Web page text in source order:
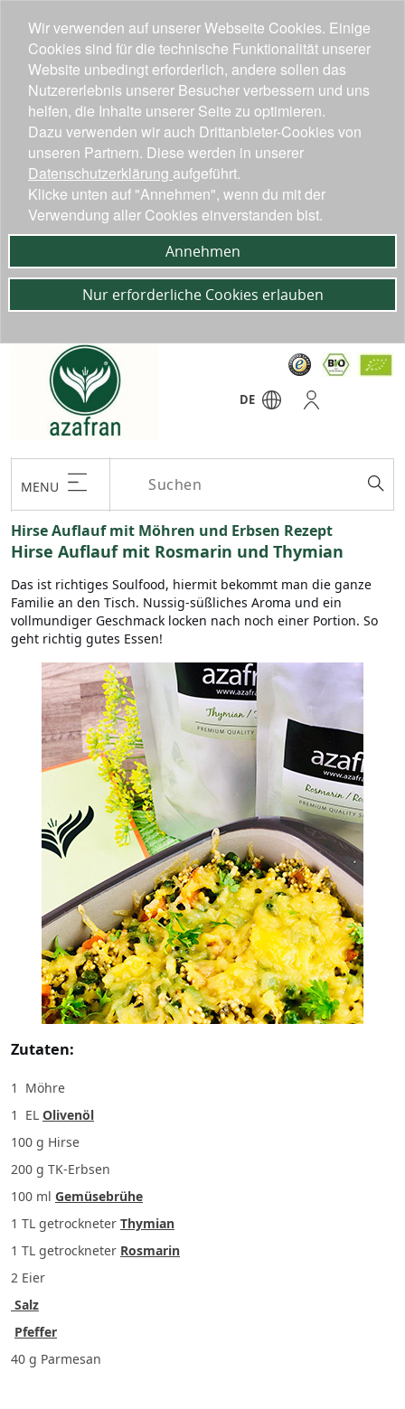
DE
MENU
Hirse Auflauf mit Möhren und Erbsen Rezept
Hirse Auflauf mit Rosmarin und Thymian
Das ist richtiges Soulfood, hiermit bekommt man die ganze
Familie an den Tisch. Nussig-süßliches Aroma und ein
vollmundiger Geschmack locken nach noch einer Portion. So
geht richtig gutes Essen!
Zutaten:
1
Möhre
1 EL Olivenöl
100 g Hirse
200 g TK-Erbsen
100 ml Gemüsebrühe
1 TL getrockneter Thymian
1 TL getrockneter Rosmarin
2 Eier
Salz
Pfeffer
40 g Parmesan
Wir verwenden auf unserer Webseite Cookies. Einige
Cookies sind für die technische Funktionalität unserer
Website unbedingt erforderlich, andere sollen das
Nutzererlebnis unserer Besucher verbessern und uns
helfen, die Inhalte unserer Seite zu optimieren.
Dazu verwenden wir auch Drittanbieter-Cookies von
unseren Partnern. Diese werden in unserer
Datenschutzerklärung aufgeführt.
Klicke unten auf "Annehmen", wenn du mit der
Verwendung aller Cookies einverstanden bist.
Annehmen
Nur erforderliche Cookies erlauben